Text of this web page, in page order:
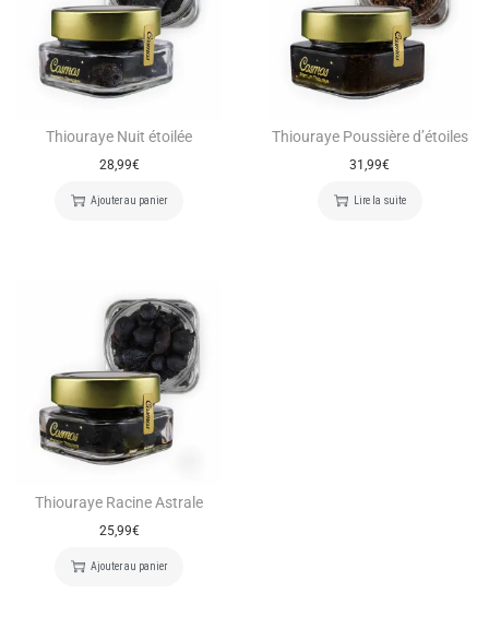
Thiouraye Nuit étoilée
28,99€
Ajouter au panier
Thiouraye Poussière d’étoiles
31,99€
Lire la suite
Thiouraye Racine Astrale
25,99€
Ajouter au panier